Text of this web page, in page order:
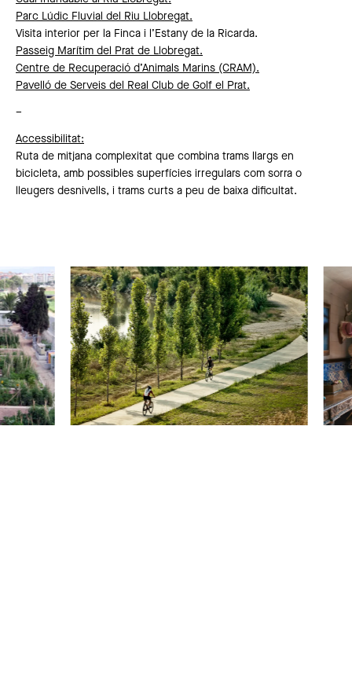
Parc Lúdic Fluvial del Riu Llobregat.
Visita interior per la Finca i l’Estany de la Ricarda.
Passeig Marítim del Prat de Llobregat.
Centre de Recuperació d’Animals Marins (CRAM).
Pavelló de Serveis del Real Club de Golf el Prat.
–
Accessibilitat:
Ruta de mitjana complexitat que combina trams llargs en
bicicleta, amb possibles superfícies irregulars com sorra o
lleugers desnivells, i trams curts a peu de baixa dificultat.